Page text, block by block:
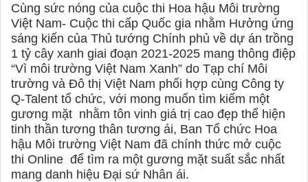
Cùng sức nóng của cuộc thi Hoa hậu Môi trường
Việt Nam- Cuộc thi cấp Quốc gia nhằm Hưởng ứng
sáng kiến của Thủ tướng Chính phủ về dự án trồng
1 tỷ cây xanh giai đoạn 2021-2025 mang thông điệp
“Vì môi trường Việt Nam Xanh” do Tạp chí Môi
trường và Đô thị Việt Nam phối hợp cùng Công ty
Q-Talent tổ chức, với mong muốn tìm kiếm một
gương mặt nhằm tôn vinh giá trị cao đẹp thể hiện
tinh thần tương thân tương ái, Ban Tổ chức Hoa
hậu Môi trường Việt Nam đã chính thức mở cuộc
thi Online để tìm ra một gương mặt suất sắc nhất
mang danh hiệu Đại sứ Nhân ái.